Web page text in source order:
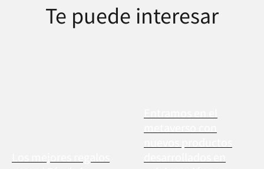
Te puede interesar